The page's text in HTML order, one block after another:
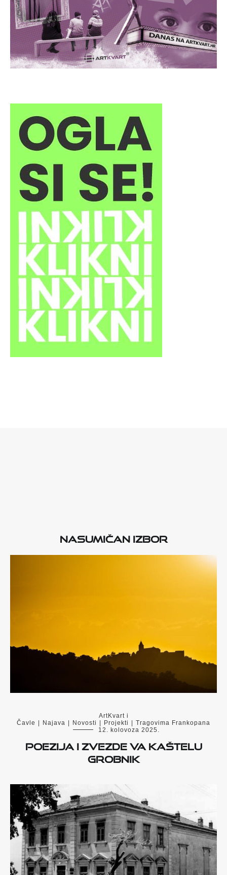
Nasumičan izbor
ArtKvart i
Čavle
Najava Novosti Projekti
Tragovima Frankopana
12. kolovoza 2025.
Poezija i zvezde va Kaštelu
Grobnik